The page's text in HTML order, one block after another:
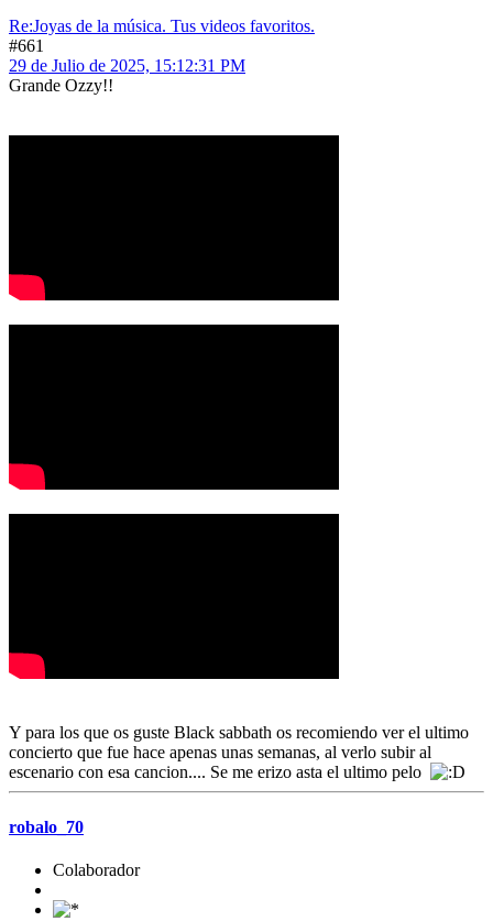
Re:Joyas de la música. Tus videos favoritos.
#661
29 de Julio de 2025, 15:12:31 PM
Grande Ozzy!!
Y para los que os guste Black sabbath os recomiendo ver el ultimo
concierto que fue hace apenas unas semanas, al verlo subir al
escenario con esa cancion.... Se me erizo asta el ultimo pelo
robalo_70
Colaborador